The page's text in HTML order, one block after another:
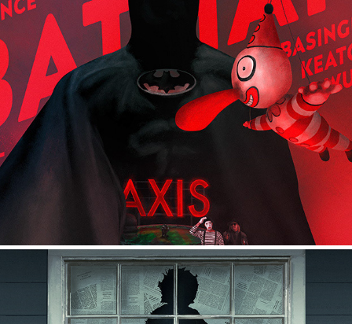
BATMAN RETURNS